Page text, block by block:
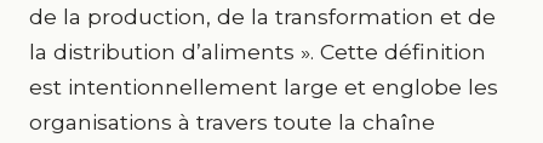
de la production, de la transformation et de
la distribution d’aliments ». Cette définition
est intentionnellement large et englobe les
organisations à travers toute la chaîne